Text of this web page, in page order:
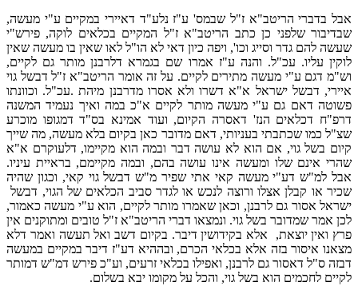
אבל בדברי הריטב"א ז"ל שבמס' ע"ז נלע"ד דאיירי במקיים ע"י מעשה,
שבדיבור שלפני כן כתב הריטב"א ז"ל המקיים בכלאים לוקה, פירש"י
שעשה להם גדר וסייג וכו', ויפה כיון דאי לא הו"ל לאו שאין בו מעשה שאין
לוקין עליו. עכ"ל. והנה ע"ז אמרו שם בגמרא דלרבנן מותר גם לקיים,
וש"מ דגם ע"י מעשה מתירים לקיים. על זה אומר הריטב"א ז"ל דבשל גוי
איירי, דבשל ישראל א"א דשרו ולא אסרו מדרבנן מיהת .עכ"ל. וכוונתו
פשוטה דאם גם ע"י מעשה מותר לקיים א"כ במה ואיך נעמיד המשנה
דרפ"ח דכלאים הנז' דאסרה הקיום, ועוד אמינא בס"ד דמגופו מוכרע
שצ"ל כמו שכתבתי בעניותי, דאם מדובר כאן בקיום בלא מעשה, מה שייך
קיום בשל גוי, אם הוא לא עושה דבר ובמה הוא מקיימו, דלעוקרם א"א
שהרי אינם שלו ומעשה אינו עושה בהם, ובמה מקיימם, בראיית עיניו.
אבל למ"ש דע"י מעשה קאי אתי שפיר מ"ש דבשל גוי קאי, וכגון שהיה
שכיר או קבלן אצלו ורוצה לנכש או לגדר סביב הכלאים של הגוי, דבשל
ישראל אסור גם לרבנן, וכאן שאמרו מותר לקיים, הוא ע"י מעשה כאמור,
לכן אמר שמדובר בשל גוי. ונמצאו דברי הריטב"א ז"ל טובים ומתוקנים אין
פרץ ואין יוצאת, אלא בקידושין דיבר. בקיום דשב ואל תעשה ואמר דלא
מצאנו איסור בזה אלא בכלאי הכרם, ובההיא דע"ז דיבר במקיים במעשה
דבזה ס"ל דאסור גם לרבנן, ואפילו בכלאי זרעים, וע"כ פירש דמ"ש דמותר
לקיים לחכמים הוא בשל גוי, והכל על מקומו יבא בשלום.